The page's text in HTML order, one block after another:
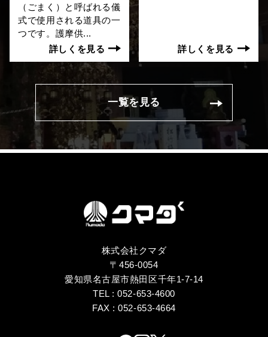
（ごまく）と呼ばれる儀
式で使用される道具の一
つです。護摩供...
詳しくを見る
詳しくを見る
一覧を見る
株式会社クマダ
〒456-0054
愛知県名古屋市熱田区千年1-7-14
TEL : 052-653-4600
FAX : 052-653-4664